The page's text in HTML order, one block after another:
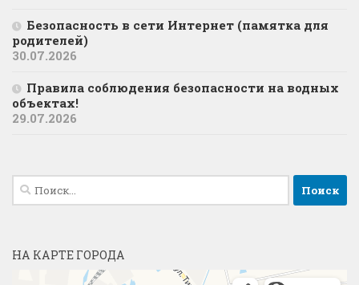
Безопасность в сети Интернет (памятка для
родителей)
30.07.2026
Правила соблюдения безопасности на водных
объектах!
29.07.2026
Найти:
НА КАРТЕ ГОРОДА